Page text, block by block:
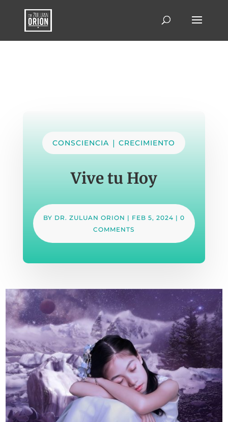
CONSCIENCIA |CRECIMIENTO
Vive tu Hoy
BY DR. ZULUAN ORION | FEB 5, 2024 | 0
COMMENTS